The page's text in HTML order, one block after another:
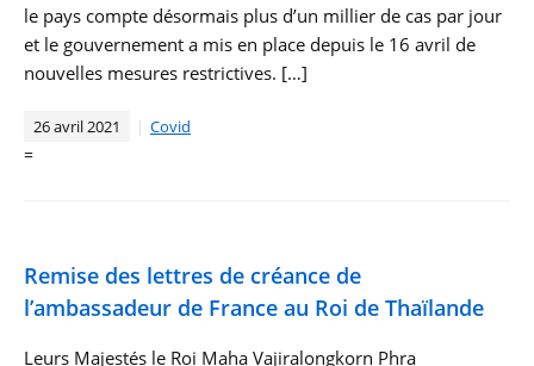
le pays compte désormais plus d’un millier de cas par jour
et le gouvernement a mis en place depuis le 16 avril de
nouvelles mesures restrictives. […]
26 avril 2021 Covid
=
Remise des lettres de créance de
l’ambassadeur de France au Roi de Thaïlande
Leurs Majestés le Roi Maha Vajiralongkorn Phra